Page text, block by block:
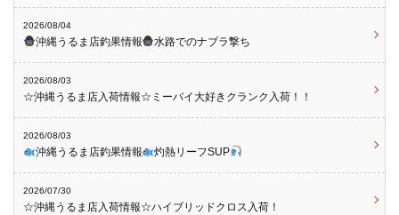
2026/08/04
沖縄うるま店釣果情報 水路でのナブラ撃ち
2026/08/03
☆沖縄うるま店入荷情報☆ミーバイ大好きクランク入荷！！
2026/08/03
沖縄うるま店釣果情報 灼熱リーフSUP
2026/07/30
☆沖縄うるま店入荷情報☆ハイブリッドクロス入荷！